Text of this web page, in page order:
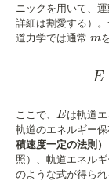
ニックを用いて、
詳細は割愛する）
道力学では通常 m
m
E
ここで、 E
Eは軌道
軌道のエネルギー保
積速度一定の法則）
照）、軌道エネルギ
のような式が得られ